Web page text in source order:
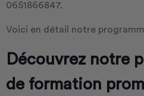
0651866847.
Voici en détail notre
Découvrez notre
de formation